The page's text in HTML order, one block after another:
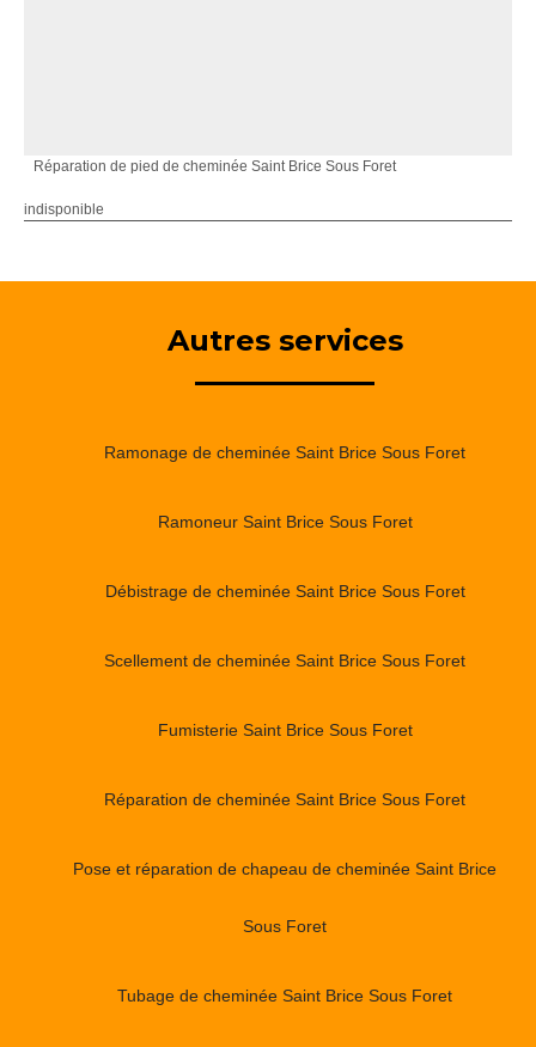
Réparation de pied de cheminée Saint Brice Sous Foret
indisponible
Autres services
Ramonage de cheminée Saint Brice Sous Foret
Ramoneur Saint Brice Sous Foret
Débistrage de cheminée Saint Brice Sous Foret
Scellement de cheminée Saint Brice Sous Foret
Fumisterie Saint Brice Sous Foret
Réparation de cheminée Saint Brice Sous Foret
Pose et réparation de chapeau de cheminée Saint Brice
Sous Foret
Tubage de cheminée Saint Brice Sous Foret